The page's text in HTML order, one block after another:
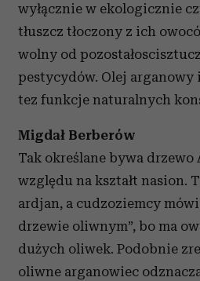
wyłącznie w ekologicznie
tłuszcz tłoczony z ich
wolny od
pestycydów. Olej arganowy
tez funkcje naturalnych
Migdał Berberów
Tak określane bywa drzewo
względu na kształt nasion.
ardjan, a cudzoziemcy
drzewie oliwnym”, bo ma
dużych oliwek. Podobnie
oliwne arganowiec